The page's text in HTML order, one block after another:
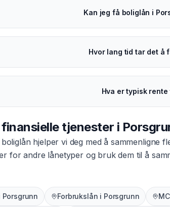
Kan jeg få boliglån i
Hvor lang tid tar det å
Hva er typisk
tjenester i
boliglån hjelper vi deg med å sammenligne
for andre lånetyper og bruk dem til å
Porsgrunn Forbrukslån i Porsgrunn